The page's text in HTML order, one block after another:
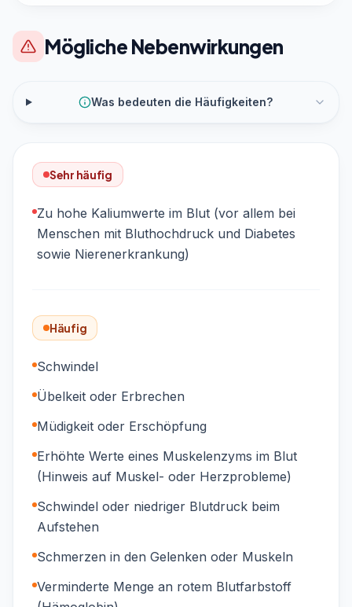
Mögliche Nebenwirkungen
Was bedeuten die Häufigkeiten?
Sehr häufig
Zu hohe Kaliumwerte im Blut (vor allem bei
Menschen mit Bluthochdruck und Diabetes
sowie Nierenerkrankung)
Häufig
Schwindel
Übelkeit oder Erbrechen
Müdigkeit oder Erschöpfung
Erhöhte Werte eines Muskelenzyms im Blut
(Hinweis auf Muskel- oder Herzprobleme)
Schwindel oder niedriger Blutdruck beim
Aufstehen
Schmerzen in den Gelenken oder Muskeln
Verminderte Menge an rotem Blutfarbstoff